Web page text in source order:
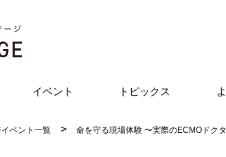
イベント トピックス
ベント一覧 命を守る現場体験 〜実際のECMOドク